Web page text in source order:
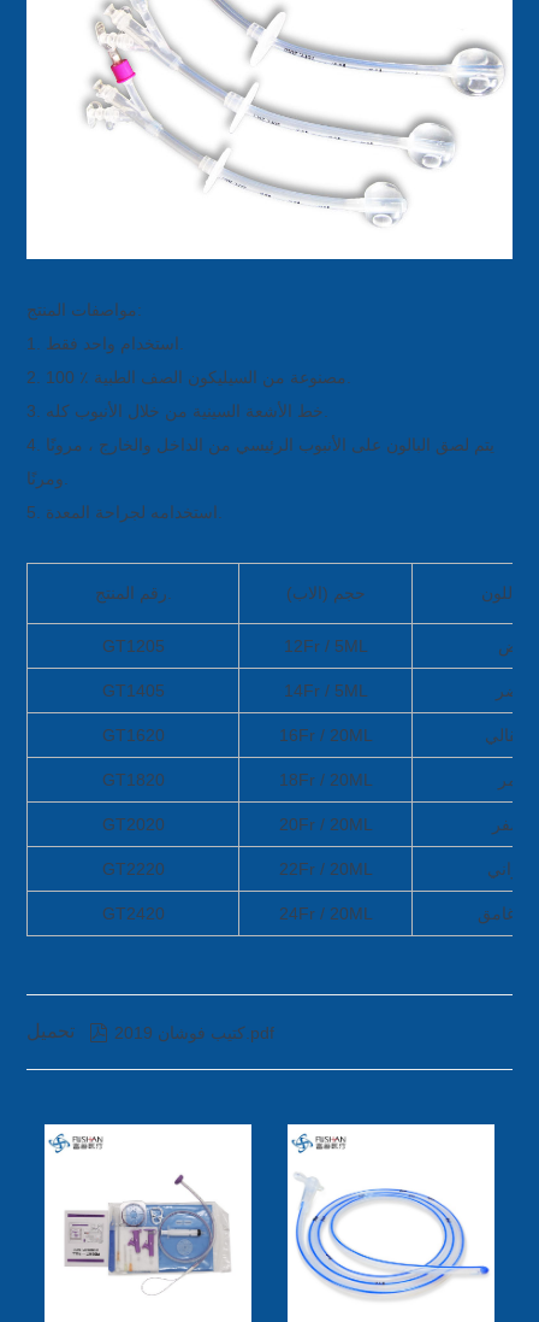
مواصفات المنتج:
1. استخدام واحد فقط.
2. 100 ٪ مصنوعة من السيليكون الصف الطبية.
3. خط الأشعة السينية من خلال الأنبوب كله.
4. يتم لصق البالون على الأنبوب الرئيسي من الداخل والخارج ، مرونًا
ومرنًا.
5. استخدامه لجراحة المعدة.
رقم المنتج. حجم (الاب) اللون
GT1205 12Fr / 5ML أبيض
GT1405 14Fr / 5ML أخضر
GT1620 16Fr / 20ML
GT1820 18Fr / 20ML أحمر
GT2020 20Fr / 20ML الأصفر
GT2220 22Fr / 20ML
GT2420 24Fr / 20ML غامق
تحميل  كتيب فوشان 2019.pdf